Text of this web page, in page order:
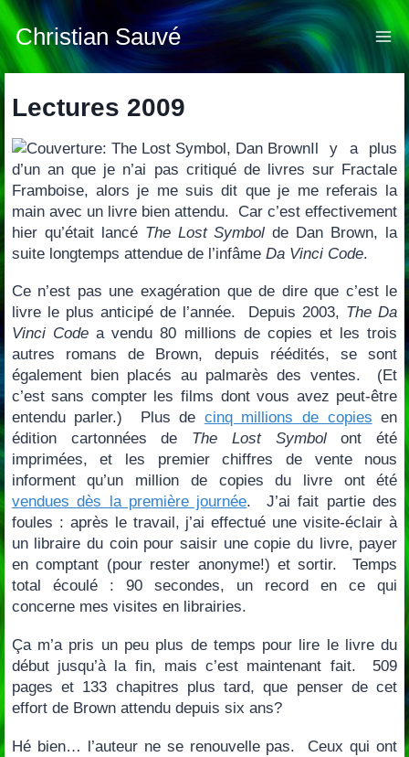
Skip
to
content
Christian Sauvé
Lectures 2009
Il y a plus
d’un an que je n’ai pas critiqué de livres sur Fractale
Framboise, alors je me suis dit que je me referais la
main avec un livre bien attendu. Car c’est effectivement
hier qu’était lancé The Lost Symbol de Dan Brown, la
suite longtemps attendue de l’infâme Da Vinci Code.
Ce n’est pas une exagération que de dire que c’est le
livre le plus anticipé de l’année. Depuis 2003, The Da
Vinci Codea vendu 80 millions de copies et les trois
autres romans de Brown, depuis réédités, se sont
également bien placés au palmarès des ventes. (Et
c’est sans compter les films dont vous avez peut-être
entendu parler.) Plus de cinq millions de copies en
édition cartonnées de The Lost Symbolont été
imprimées, et les premier chiffres de vente nous
informent qu’un million de copies du livre ont été
vendues dès la première journée. J’ai fait partie des
foules : après le travail, j’ai effectué une visite-éclair à
un libraire du coin pour saisir une copie du livre, payer
en comptant (pour rester anonyme!) et sortir. Temps
total écoulé : 90 secondes, un record en ce qui
concerne mes visites en librairies.
Ça m’a pris un peu plus de temps pour lire le livre du
début jusqu’à la fin, mais c’est maintenant fait. 509
pages et 133 chapitres plus tard, que penser de cet
effort de Brown attendu depuis six ans?
Hé bien… l’auteur ne se renouvelle pas. Ceux qui ont